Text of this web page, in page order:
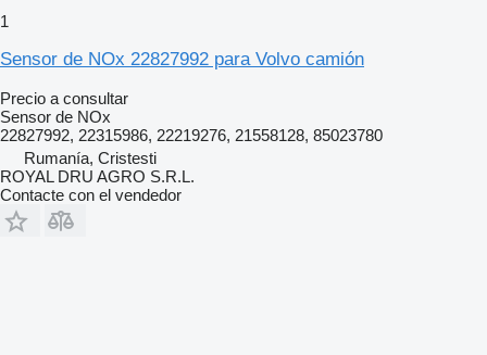
1
Sensor de NOx 22827992 para Volvo camión
Precio a consultar
Sensor de NOx
22827992, 22315986, 22219276, 21558128, 85023780
Rumanía, Cristesti
ROYAL DRU AGRO S.R.L.
Contacte con el vendedor